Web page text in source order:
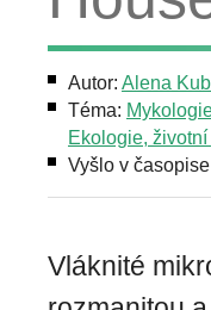
Autor: Alena
Téma:
Ekologie,
Vyšlo v časopise
Vláknité